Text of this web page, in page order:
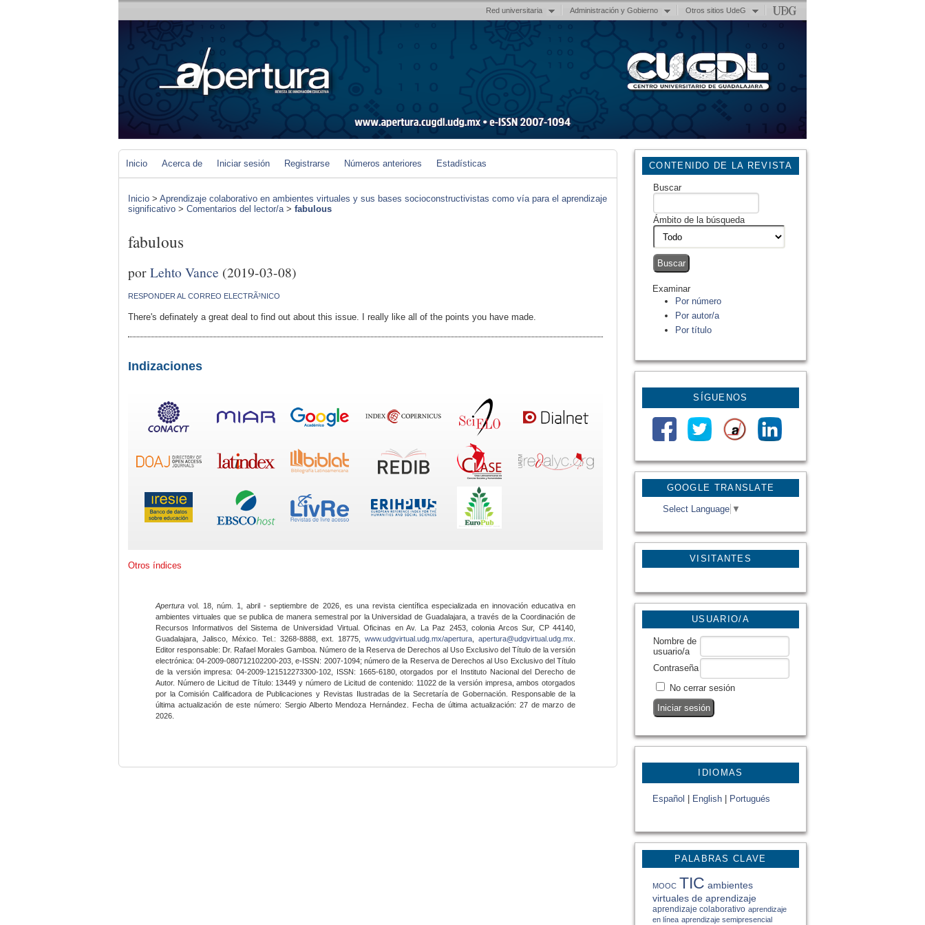
Red universitaria Administración y Gobierno Otros sitios UdeG
GOOGLE TRANSLATE
Select Language ▼
VISITANTES
CONTENIDO DE LA REVISTA
Buscar
Ámbito de la búsqueda
Examinar
Por número
Por autor/a
Por título
SÍGUENOS
USUARIO/A
Nombre de
usuario/a
Contraseña
No cerrar sesión
IDIOMAS
Español English Portugués
PALABRAS CLAVE
MOOC TIC ambientes
virtuales de aprendizaje
aprendizaje colaborativo aprendizaje
en línea aprendizaje semipresencial
Inicio Acerca de Iniciar sesión Registrarse Números anteriores Estadísticas
Inicio > Aprendizaje colaborativo en ambientes virtuales y sus bases socioconstructivistas como vía para el aprendizaje
significativo > Comentarios del lector/a> fabulous
fabulous
porLehto Vance (2019-03-08)
RESPONDER AL CORREO ELECTRÃ³NICO
There's definately a great deal to find out about this issue. I really like all of the points you have made.
Indizaciones
Otros índices
Apertura vol. 18, núm. 1, abril - septiembre de 2026, es una revista científica especializada en innovación educativa en
ambientes virtuales que se publica de manera semestral por la Universidad de Guadalajara, a través de la Coordinación de
Recursos Informativos del Sistema de Universidad Virtual. Oficinas en Av. La Paz 2453, colonia Arcos Sur, CP 44140,
Guadalajara, Jalisco, México. Tel.: 3268-8888, ext. 18775,www.udgvirtual.udg.mx/apertura apertura@udgvirtual.udg.mx
Editor responsable: Dr. Rafael Morales Gamboa. Número de la Reserva de Derechos al Uso Exclusivo del Título de la versión
electrónica: 04-2009-080712102200-203, e-ISSN: 2007-1094; número de la Reserva de Derechos al Uso Exclusivo del Título
de la versión impresa: 04-2009-121512273300-102, ISSN: 1665-6180, otorgados por el Instituto Nacional del Derecho de
Autor. Número de Licitud de Título: 13449 y número de Licitud de contenido: 11022 de la versión impresa, ambos otorgados
por la Comisión Calificadora de Publicaciones y Revistas Ilustradas de la Secretaría de Gobernación. Responsable de la
última actualización de este número: Sergio Alberto Mendoza Hernández. Fecha de última actualización: 27 de marzo de
2026.